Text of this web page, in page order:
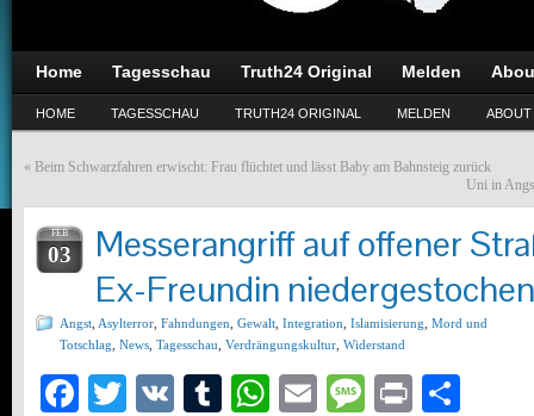
Home Tagesschau Truth24 Original Melden
HOME TAGESSCHAU TRUTH24 ORIGINAL MELDEN ABOUT
« Beim Schwarzfahren erwischt: Frau flüchtet und lässt Baby am Bahnsteig zurück
Uni in
FEB
03
Messerangriff auf offener
Ex-Freundin
Angst Asylterror Fahndungen Gewalt Integration Islamisierung Mord und
Totschlag News Tagesschau Verdrängungskultur Widerstand
Facebook
Twitter
VK Tumblr
WhatsApp
EmailMessage
Print